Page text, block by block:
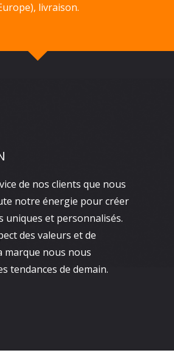
livraison.
de nos clients que nous
notre énergie pour créer
uniques et personnalisés.
des valeurs et de
marque nous nous
tendances de demain.